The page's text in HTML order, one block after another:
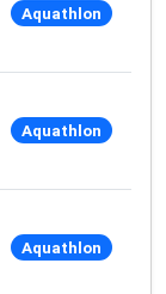
Aquathlon
Aquathlon
Aquathlon